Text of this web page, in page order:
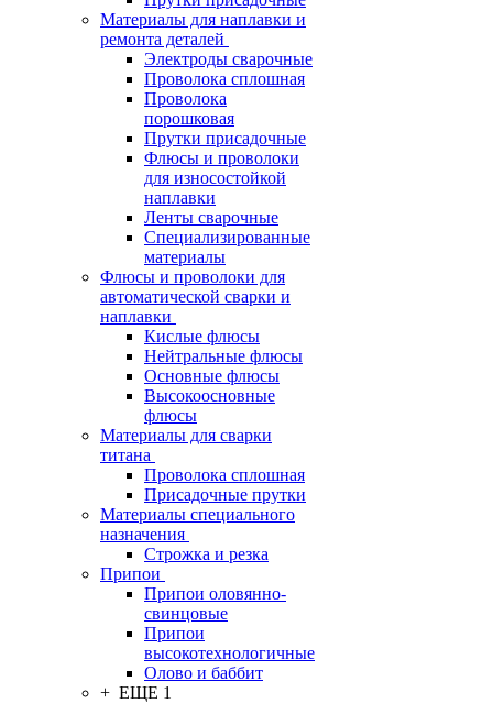
Материалы для наплавки и
ремонта деталей
Электроды сварочные
Проволока сплошная
Проволока
порошковая
Прутки присадочные
Флюсы и проволоки
для износостойкой
наплавки
Ленты сварочные
Специализированные
материалы
Флюсы и проволоки для
автоматической сварки и
наплавки
Кислые флюсы
Нейтральные флюсы
Основные флюсы
Высокоосновные
флюсы
Материалы для сварки
титана
Проволока сплошная
Присадочные прутки
Материалы специального
назначения
Строжка и резка
Припои
Припои оловянно-
свинцовые
Припои
высокотехнологичные
Олово и баббит
+ ЕЩЕ 1